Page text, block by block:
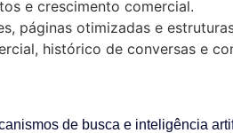
e crescimento comercial.
páginas otimizadas e
histórico de conversas e
de busca e inteligência